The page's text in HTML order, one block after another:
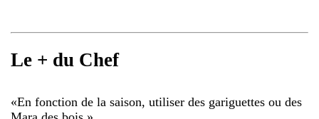
Le + du Chef
«En fonction de la saison, utiliser des gariguettes ou des